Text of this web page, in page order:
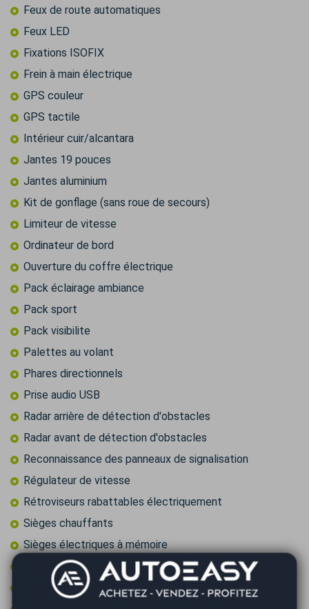
Feux de route automatiques
Feux LED
Fixations ISOFIX
Frein à main électrique
GPS couleur
GPS tactile
Intérieur cuir/alcantara
Jantes 19 pouces
Jantes aluminium
Kit de gonflage (sans roue de secours)
Limiteur de vitesse
Ordinateur de bord
Ouverture du coffre électrique
Pack éclairage ambiance
Pack sport
Pack visibilite
Palettes au volant
Phares directionnels
Prise audio USB
Radar arrière de détection d'obstacles
Radar avant de détection d'obstacles
Reconnaissance des panneaux de signalisation
Régulateur de vitesse
Rétroviseurs rabattables électriquement
Sièges chauffants
Sièges électriques à mémoire
Système d'alerte de véhicule en approche
Système de caméras 360°